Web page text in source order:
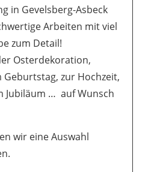
in Gevelsberg-Asbeck
Arbeiten mit viel
zum Detail!
Osterdekoration,
Geburtstag, zur Hochzeit,
Jubiläum … auf Wunsch
wir eine Auswahl